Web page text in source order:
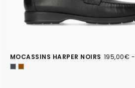
MOCASSINS HARPER NOIRS 195,00€
PRIX
195,00€ -